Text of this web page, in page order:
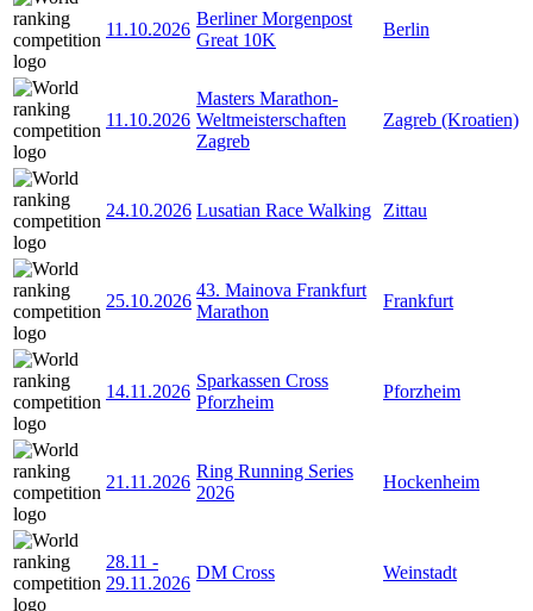
11.10.2026
Berliner Morgenpost
Great 10K
Berlin
11.10.2026
Masters Marathon-
Weltmeisterschaften
Zagreb
Zagreb (Kroatien)
24.10.2026 Lusatian Race Walking Zittau
25.10.2026
43. Mainova Frankfurt
Marathon
Frankfurt
14.11.2026
Sparkassen Cross
Pforzheim
Pforzheim
21.11.2026
Ring Running Series
2026
Hockenheim
28.11 -
29.11.2026
DM Cross Weinstadt